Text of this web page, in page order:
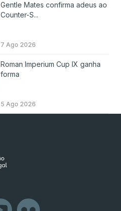
Gentle Mates confirma adeus ao
Counter-S...
7 Ago 2026
Roman Imperium Cup IX ganha
forma
5 Ago 2026